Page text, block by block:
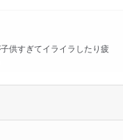
供すぎてイライラしたり疲